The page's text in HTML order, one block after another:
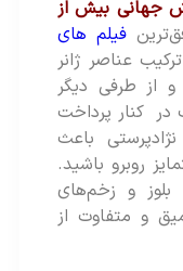
جهانی بیش از
فیلم های
عناصر ژانر
از طرفی دیگر
کنار پرداخت
باعث
روبرو باشید.
و زخم‌های
و متفاوت از